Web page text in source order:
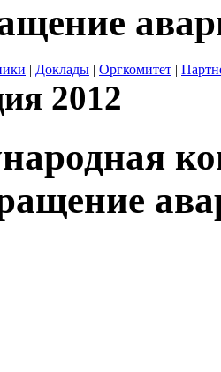
| Доклады | Оргкомитет |
2012